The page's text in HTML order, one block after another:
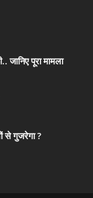
जानिए पूरा मामला
से गुजरेगा ?